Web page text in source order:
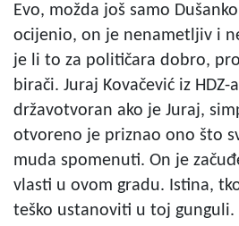
Evo, možda još samo
ocijenio, on je nenametljiv i
je li to za političara dobro,
birači. Juraj Kovačević iz
državotvoran ako je Juraj,
otvoreno je priznao ono što
muda spomenuti. On je
vlasti u ovom gradu. Istina,
teško ustanoviti u toj gunguli.